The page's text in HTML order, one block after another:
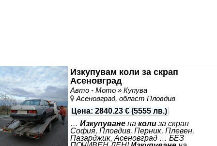
Изкупувам коли за скрап
Асеновград
Авто - Мото » Купува
Асеновград, област Пловдив
Цена: 2840.23 € (5555 лв.)
… Изкупуване на коли за скрап
София, Пловдив, Перник, Плевен,
Пазарджик, Асеновград … БЕЗ